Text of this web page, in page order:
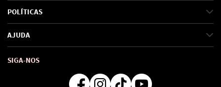
Sobre Nós
Marcas
SAC de marcas
Como comprar
POLÍTICAS
Política de Privacidade
Troca e Devoluções
Formas de Pagamento
Regra de Frete Grátis
AJUDA
SIGA-NOS